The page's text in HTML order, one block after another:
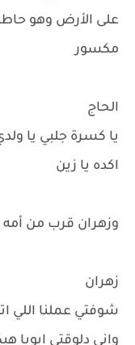
على الأرض وهو
مكسور
الحاج
يا كسرة جلبي يا
اكده يا زين
وزهران قرب من
زهران
شوفتي عملنا اللي
واني دلوقتي ابويا